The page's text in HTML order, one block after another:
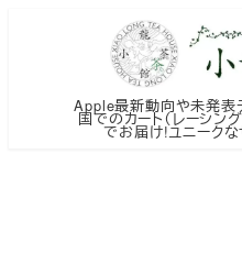
Apple最新動向や未発表
国でのカート（レーシン
でお届け!ユニーク